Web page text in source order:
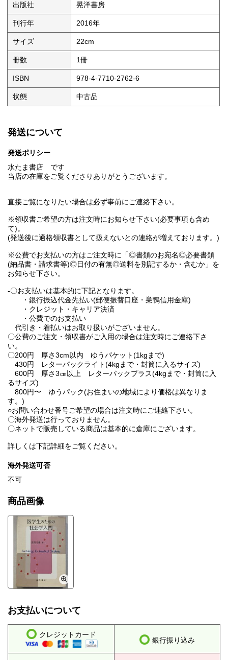
出版社 晃洋書房
刊行年 2016年
サイズ 22cm
冊数 1冊
ISBN 978-4-7710-2762-6
状態 中古品
発送について
発送ポリシー
水たま書店 です
当店の在庫をご覧くださりありがとうございます。
直接ご覧になりたい場合は必ず事前にご連絡下さい。
※領収書ご希望の方は注文時にお知らせ下さい(必要事項も含め
て)。
(発送後に適格領収書として扱えないとの連絡が増えております。)
※公費でお支払いの方はご注文時に「◎書類のお宛名◎必要書類
(納品書・請求書等)◎日付の有無◎送料を別記するか・含むか」を
お知らせ下さい。
-〇お支払いは基本的に下記となります。
・銀行振込代金先払い(郵便振替口座・巣鴨信用金庫)
・クレジット・キャリア決済
・公費でのお支払い
代引き・着払いはお取り扱いがございません。
〇公費のご注文・領収書がご入用の場合は注文時にご連絡下さ
い。
〇200円 厚さ3cm以内 ゆうパケット(1kgまで)
430円 レターパックライト(4kgまで・封筒に入るサイズ)
600円 厚さ3㎝以上 レターパックプラス(4kgまで・封筒に入
るサイズ)
800円〜 ゆうパック(お住まいの地域により価格は異なりま
す。)
○お問い合わせ番号ご希望の場合は注文時にご連絡下さい。
〇海外発送は行っておりません。
〇ネットで販売している商品は基本的に倉庫にございます。
詳しくは下記詳細をご覧ください。
海外発送可否
不可
商品画像
お支払いについて
クレジットカード
銀行振り込み